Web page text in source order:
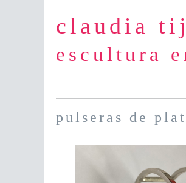
claudia
escultura
pulseras de